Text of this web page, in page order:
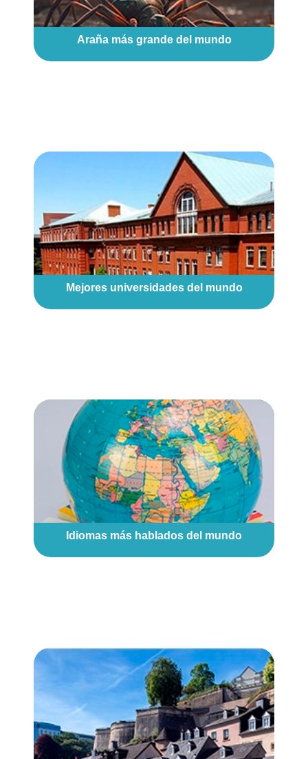
Araña más grande del mundo
Mejores universidades del mundo
Idiomas más hablados del mundo